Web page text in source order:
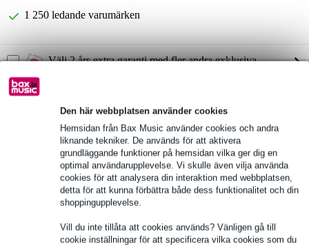
Den här webbplatsen använder cookies
Hemsidan från Bax Music använder cookies och andra
liknande tekniker. De används för att aktivera
grundläggande funktioner på hemsidan vilka ger dig en
optimal användarupplevelse. Vi skulle även vilja använda
cookies för att analysera din interaktion med webbplatsen,
detta för att kunna förbättra både dess funktionalitet och din
shoppingupplevelse.
Vill du inte tillåta att cookies används? Vänligen gå till
cookie inställningar för att specificera vilka cookies som du
1 250 ledande varumärken
Välj 2 års extra garanti med fler andra exklusiva
Produktinformation
produkttyp: mottagarmodul (radiomottagare) för anny®-högtalare
kompatibilitet: lämplig för eftermontering i alla ld-system anny®-
högtalare med fri plats för mottagarmodul
trådlös teknik: radiosystem med fm-teknik